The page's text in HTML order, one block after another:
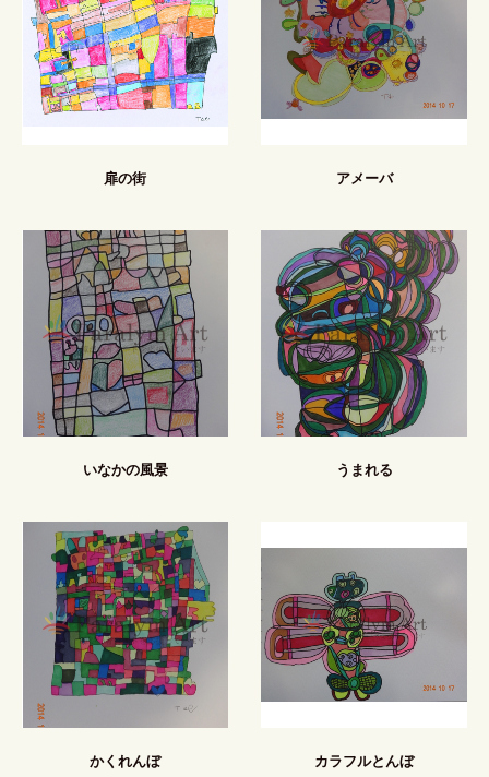
扉の街 アメーバ
いなかの風景 うまれる
かくれんぼ カラフルとんぼ